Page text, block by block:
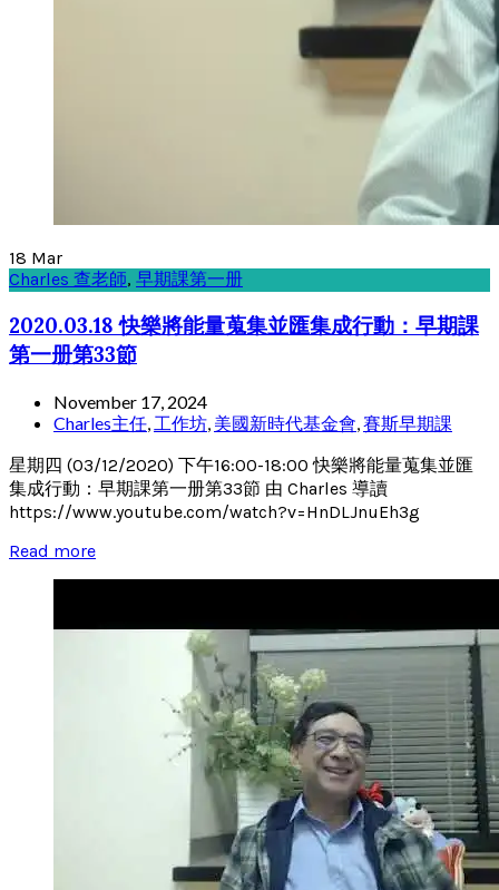
18 Mar
Charles 查老師, 早期課第一册
2020.03.18 快樂將能量蒐集並匯集成行動：早期課
第一册第33節
November 17, 2024
Charles主任, 工作坊, 美國新時代基金會,賽斯早期課
星期四 (03/12/2020) 下午16:00-18:00 快樂將能量蒐集並匯
集成行動：早期課第一册第33節 由 Charles 導讀
https://www.youtube.com/watch?v=HnDLJnuEh3g
Read more